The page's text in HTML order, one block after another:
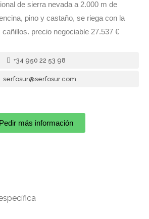
de sierra nevada a 2.000 m de
pino y castaño, se riega con la
precio negociable 27.537 €
+34 950 22 53 98
serfosur@serfosur.com
Pedir más información